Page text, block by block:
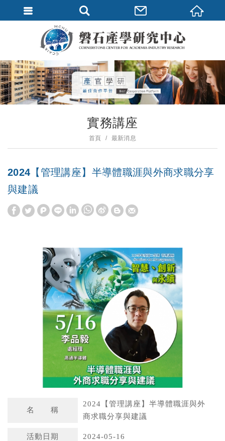
實務講座
首頁 最新消息
2024【管理講座】半導體職涯與外商求職分享
與建議
a
t
s
A
p
p
n
a
W
e
i
b
名 稱
2024【管理講座】半導體職涯與外
商求職分享與建議
活動日期 2024-05-16